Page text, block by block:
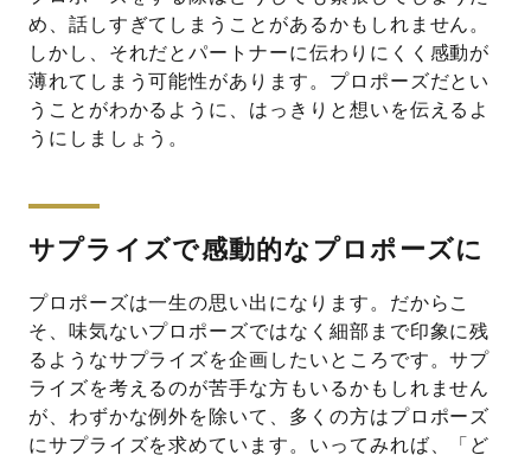
め、話しすぎてしまうことがあるかもしれません。
しかし、それだとパートナーに伝わりにくく感動が
薄れてしまう可能性があります。プロポーズだとい
うことがわかるように、はっきりと想いを伝えるよ
うにしましょう。
サプライズで感動的なプロポーズに
プロポーズは一生の思い出になります。だからこ
そ、味気ないプロポーズではなく細部まで印象に残
るようなサプライズを企画したいところです。サプ
ライズを考えるのが苦手な方もいるかもしれません
が、わずかな例外を除いて、多くの方はプロポーズ
にサプライズを求めています。いってみれば、「ど